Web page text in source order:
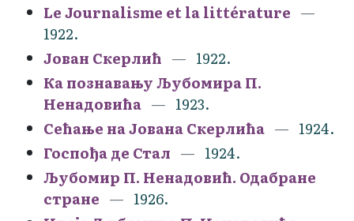
Le Journalisme et la littérature
1922.
Јован Скерлић
1922.
Ка познавању Љубомира П.
Ненадовића
1923.
Сећање на Јована Скерлића
1924.
Госпођа де Стал
1924.
Љубомир П. Ненадовић. Одабране
стране
1926.